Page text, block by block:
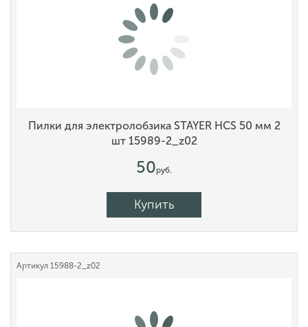
Пилки для электролобзика STAYER HCS 50 мм 2
шт 15989-2_z02
50руб.
Купить
Артикул 15988-2_z02